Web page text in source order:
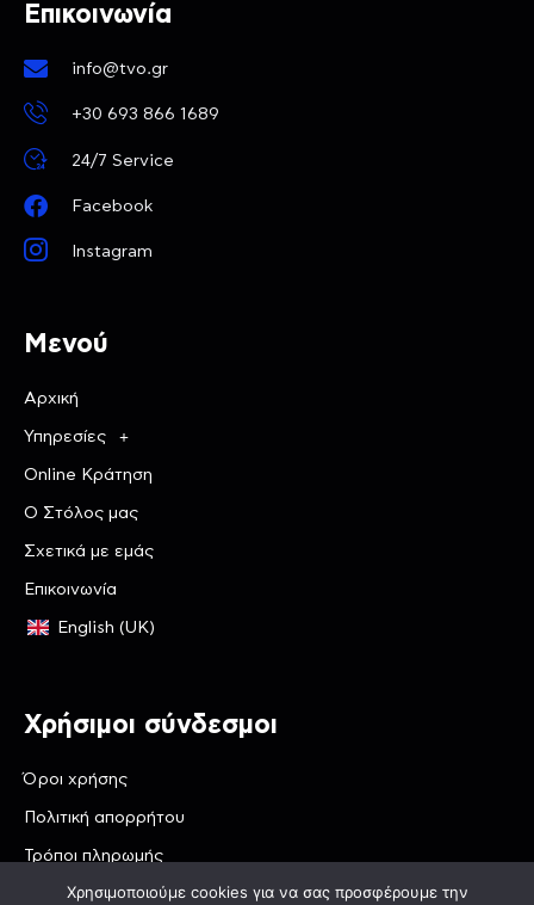
Επικοινωνία
info@tvo.gr
+30 693 866 1689
24/7 Service
Facebook
Instagram
Μενού
Αρχική
Υπηρεσίες
Online Κράτηση
Ο Στόλος μας
Σχετικά με εμάς
Επικοινωνία
English (UK)
Χρήσιμοι σύνδεσμοι
Όροι χρήσης
Πολιτική απορρήτου
Τρόποι πληρωμής
Χρησιμοποιούμε cookies για να σας προσφέρουμε την